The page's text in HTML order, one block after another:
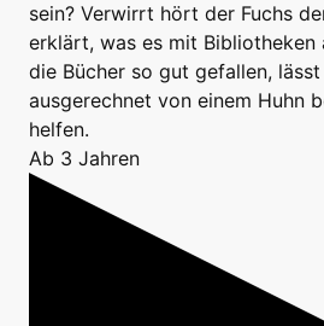
sein? Verwirrt hört der Fuchs
erklärt, was es mit Bibliotheken
die Bücher so gut gefallen,
ausgerechnet von einem Huhn
helfen.
Ab 3 Jahren